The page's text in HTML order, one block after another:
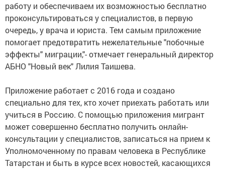
работу и обеспечиваем их возможностью бесплатно
проконсультироваться у специалистов, в первую
очередь, у врача и юриста. Тем самым приложение
помогает предотвратить нежелательные "побочные
эффекты" миграции,"- отмечает генеральный директор
АБНО "Новый век" Лилия Таишева.
Приложение работает с 2016 года и создано
специально для тех, кто хочет приехать работать или
учиться в Россию. С помощью приложения мигрант
может совершенно бесплатно получить онлайн-
консультации у специалистов, записаться на прием к
Уполномоченному по правам человека в Республике
Татарстан и быть в курсе всех новостей, касающихся